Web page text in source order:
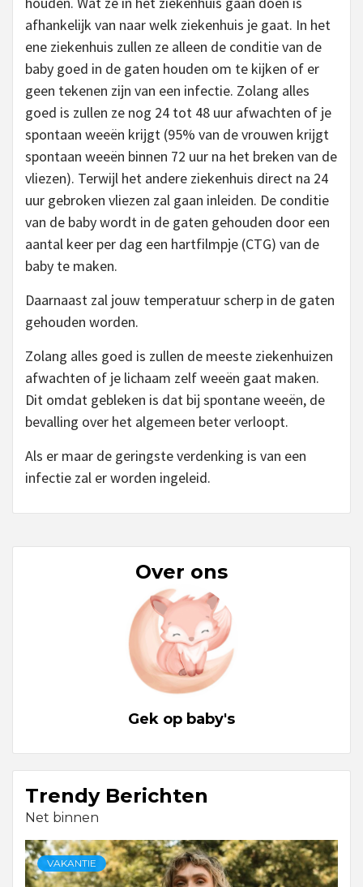
afhankelijk van naar welk ziekenhuis je gaat. In het
ene ziekenhuis zullen ze alleen de conditie van de
baby goed in de gaten houden om te kijken of er
geen tekenen zijn van een infectie. Zolang alles
goed is zullen ze nog 24 tot 48 uur afwachten of je
spontaan weeën krijgt (95% van de vrouwen krijgt
spontaan weeën binnen 72 uur na het breken van de
vliezen). Terwijl het andere ziekenhuis direct na 24
uur gebroken vliezen zal gaan inleiden. De conditie
van de baby wordt in de gaten gehouden door een
aantal keer per dag een hartfilmpje (CTG) van de
baby te maken.
Daarnaast zal jouw temperatuur scherp in de gaten
gehouden worden.
Zolang alles goed is zullen de meeste ziekenhuizen
afwachten of je lichaam zelf weeën gaat maken.
Dit omdat gebleken is dat bij spontane weeën, de
bevalling over het algemeen beter verloopt.
Als er maar de geringste verdenking is van een
infectie zal er worden ingeleid.
Over ons
Gek op baby's
Trendy Berichten
Net binnen
VAKANTIE